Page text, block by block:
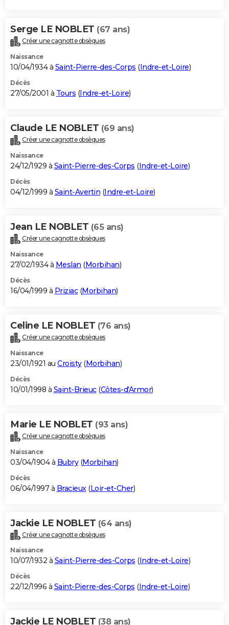
Serge LE NOBLET (67 ans)
Créer une cagnotte obsèques
Naissance
10/04/1934 à Saint-Pierre-des-Corps (Indre-et-Loire)
Décès
27/05/2001 à Tours (Indre-et-Loire)
Claude LE NOBLET (69 ans)
Créer une cagnotte obsèques
Naissance
24/12/1929 à Saint-Pierre-des-Corps (Indre-et-Loire)
Décès
04/12/1999 à Saint-Avertin (Indre-et-Loire)
Jean LE NOBLET (65 ans)
Créer une cagnotte obsèques
Naissance
27/02/1934 à Meslan (Morbihan)
Décès
16/04/1999 à Priziac(Morbihan)
Celine LE NOBLET (76 ans)
Créer une cagnotte obsèques
Naissance
23/01/1921 au Croisty(Morbihan)
Décès
10/01/1998 à Saint-Brieuc(Côtes-d'Armor)
Marie LE NOBLET (93 ans)
Créer une cagnotte obsèques
Naissance
03/04/1904 à Bubry(Morbihan)
Décès
06/04/1997 à Bracieux (Loir-et-Cher)
Jackie LE NOBLET (64 ans)
Créer une cagnotte obsèques
Naissance
10/07/1932 à Saint-Pierre-des-Corps (Indre-et-Loire)
Décès
22/12/1996 à Saint-Pierre-des-Corps (Indre-et-Loire)
Jackie LE NOBLET (38 ans)